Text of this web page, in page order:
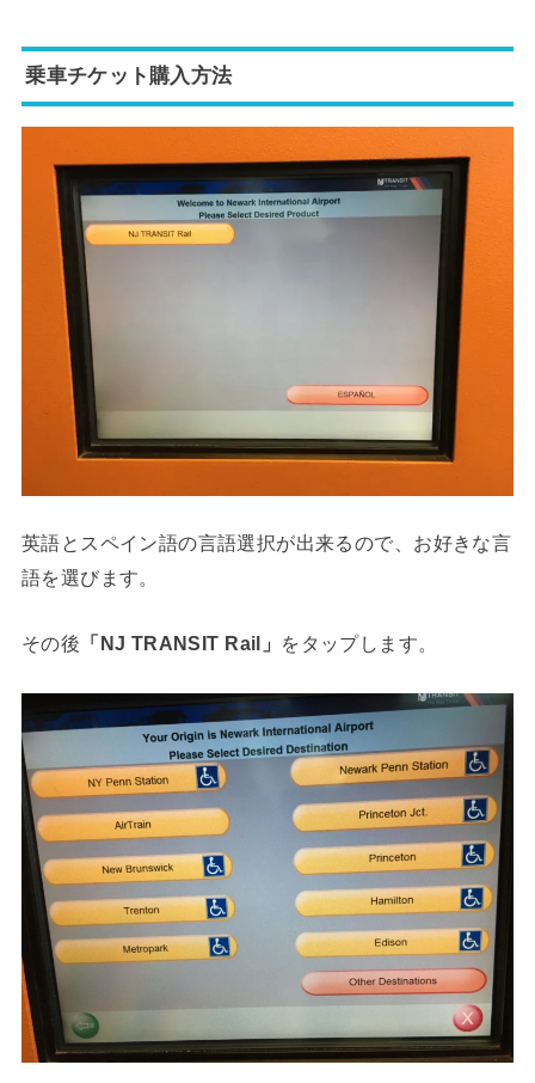
乗車チケット購入方法
英語とスペイン語の言語選択が出来るので、お好きな言
語を選びます。
その後 「NJ TRANSIT Rail」 をタップします。